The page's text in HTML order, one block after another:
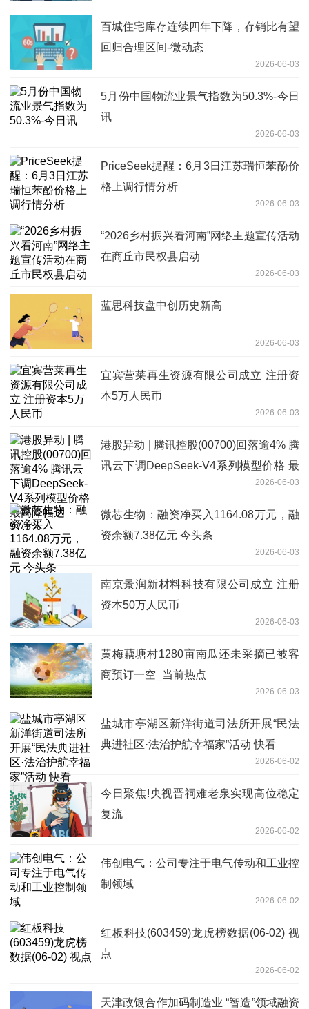
百城住宅库存连续四年下降，存销比有望
回归合理区间-微动态
2026-06-03
5月份中国物流业景气指数为50.3%-今日
讯
2026-06-03
PriceSeek提醒：6月3日江苏瑞恒苯酚价
格上调行情分析
2026-06-03
“2026乡村振兴看河南”网络主题宣传活动
在商丘市民权县启动
2026-06-03
蓝思科技盘中创历史新高
2026-06-03
宜宾营莱再生资源有限公司成立 注册资
本5万人民币
2026-06-03
港股异动 | 腾讯控股(00700)回落逾4% 腾
讯云下调DeepSeek-V4系列模型价格 最
2026-06-03
微芯生物：融资净买入1164.08万元，融
资余额7.38亿元 今头条
2026-06-03
南京景润新材料科技有限公司成立 注册
资本50万人民币
2026-06-03
黄梅藕塘村1280亩南瓜还未采摘已被客
商预订一空_当前热点
2026-06-03
盐城市亭湖区新洋街道司法所开展“民法
典进社区·法治护航幸福家”活动 快看
2026-06-02
今日聚焦!央视晋祠难老泉实现高位稳定
复流
2026-06-02
伟创电气：公司专注于电气传动和工业控
制领域
2026-06-02
红板科技(603459)龙虎榜数据(06-02) 视
点
2026-06-02
天津政银合作加码制造业 “智造”领域融资